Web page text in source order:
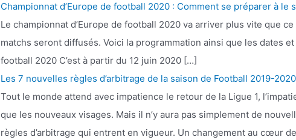
Championnat d’Europe de football 2020 : Comment se préparer à le
Le championnat d’Europe de football 2020 va arriver plus vite que
matchs seront diffusés. Voici la programmation ainsi que les dates
football 2020 C’est à partir du 12 juin 2020 […]
Les 7 nouvelles règles d’arbitrage de la saison de Football 2019-2020
Tout le monde attend avec impatience le retour de la Ligue 1,
que les nouveaux visages. Mais il n’y aura pas simplement de
règles d’arbitrage qui entrent en vigueur. Un changement au cœur